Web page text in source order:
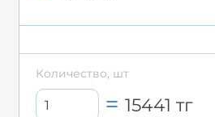
Количество, шт
15441тг